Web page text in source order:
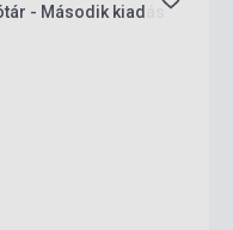
- Második kiadás